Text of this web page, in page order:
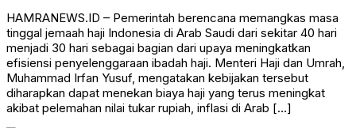
HAMRANEWS.ID – Pemerintah berencana memangkas masa
tinggal jemaah haji Indonesia di Arab Saudi dari sekitar 40 hari
menjadi 30 hari sebagai bagian dari upaya meningkatkan
efisiensi penyelenggaraan ibadah haji. Menteri Haji dan Umrah,
Muhammad Irfan Yusuf, mengatakan kebijakan tersebut
diharapkan dapat menekan biaya haji yang terus meningkat
akibat pelemahan nilai tukar rupiah, inflasi di Arab […]